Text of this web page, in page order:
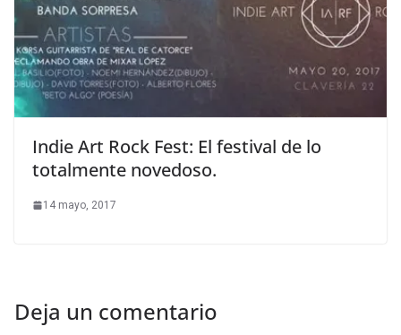
Indie Art Rock Fest: El festival de lo
totalmente novedoso.
14 mayo, 2017
Deja un comentario